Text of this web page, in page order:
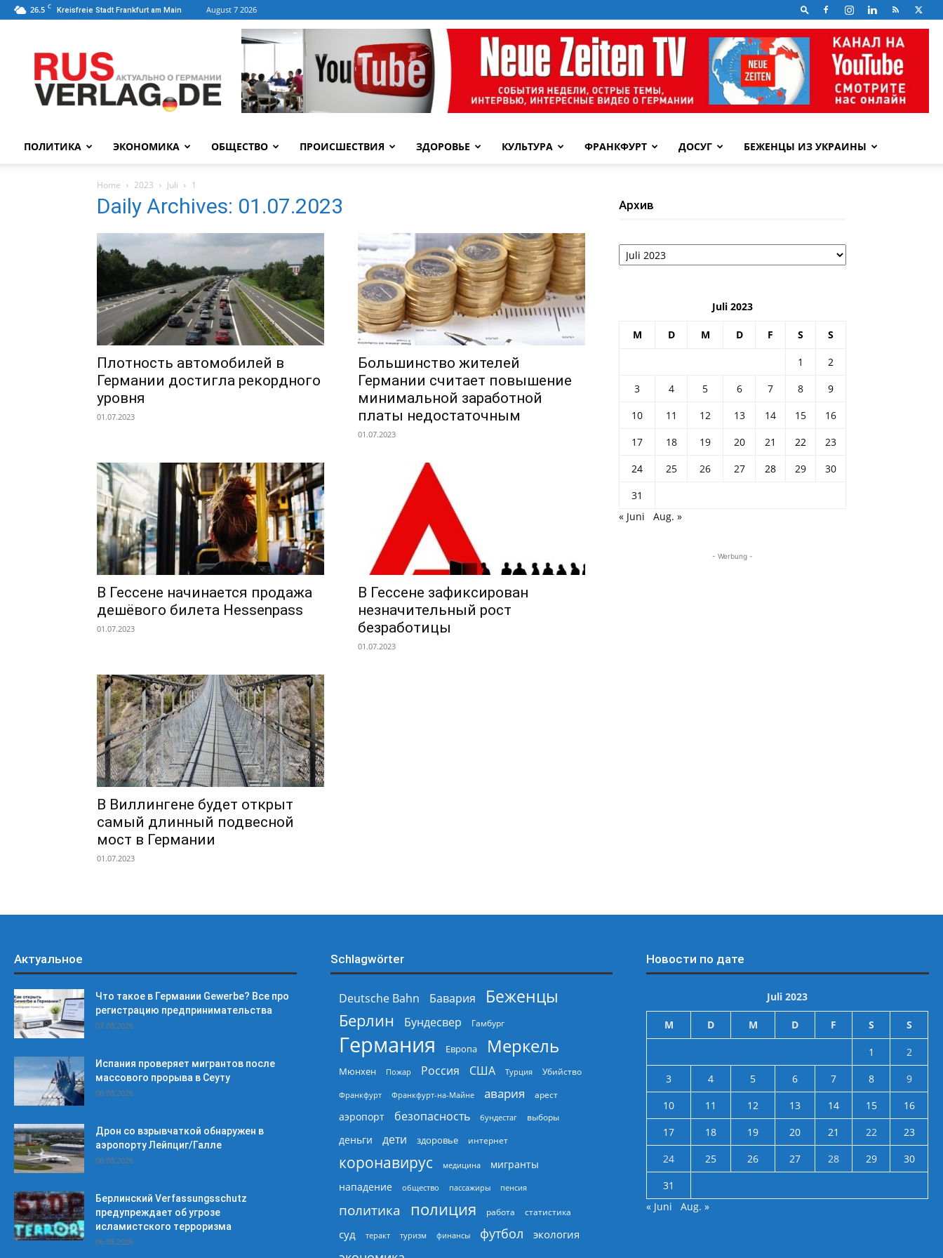
26.5 C Kreisfreie Stadt Frankfurt am Main August 7 2026
ПОЛИТИКА ЭКОНОМИКА ОБЩЕСТВО ПРОИСШЕСТВИЯ ЗДОРОВЬЕ КУЛЬТУРА ФРАНКФУРТ ДОСУГ БЕЖЕНЦЫ ИЗ УКРАИНЫ
Home 2023 Juli 1
Daily Archives: 01.07.2023
Плотность автомобилей в
Германии достигла рекордного
уровня
01.07.2023
Большинство жителей
Германии считает повышение
минимальной заработной
платы недостаточным
01.07.2023
В Гессене начинается продажа
дешёвого билета Hessenpass
01.07.2023
В Гессене зафиксирован
незначительный рост
безработицы
01.07.2023
В Виллингене будет открыт
самый длинный подвесной
мост в Германии
01.07.2023
Архив
Архив
Juli 2023
M D M D F S S
1
2
3
4 5 6 7 8
9
10
11 12 13 14 15
16
17
18 19 20 21 22
23
24
25 26 27 28 29
30
31
« Juni
Aug. »
- Werbung -
Актуальное
Что такое в Германии Gewerbe? Все про
регистрацию предпринимательства
07.08.2026
Испания проверяет мигрантов после
массового прорыва в Сеуту
06.08.2026
Дрон со взрывчаткой обнаружен в
аэропорту Лейпциг/Галле
06.08.2026
Берлинский Verfassungsschutz
предупреждает об угрозе
исламистского терроризма
06.08.2026
Schlagwörter
Deutsche Bahn Бавария
Беженцы
Берлин
Бундесвер Гамбург
Германия Европа Меркель
Мюнхен Пожар Россия США Турция Убийство
Франкфурт Франкфурт-на-Майне авария арест
аэропорт безопасность бундестаг выборы
деньги дети здоровье интернет
коронавирус медицина
мигранты
нападение
общество пассажиры пенсия
политика полиция работа статистика
суд теракт туризм финансы футбол экология
Новости по дате
Juli 2023
M D M D F S S
1
2
3
4 5 6 7 8
9
10
11 12 13 14 15
16
17
18 19 20 21 22
23
24
25 26 27 28 29
30
31
« Juni
Aug. »